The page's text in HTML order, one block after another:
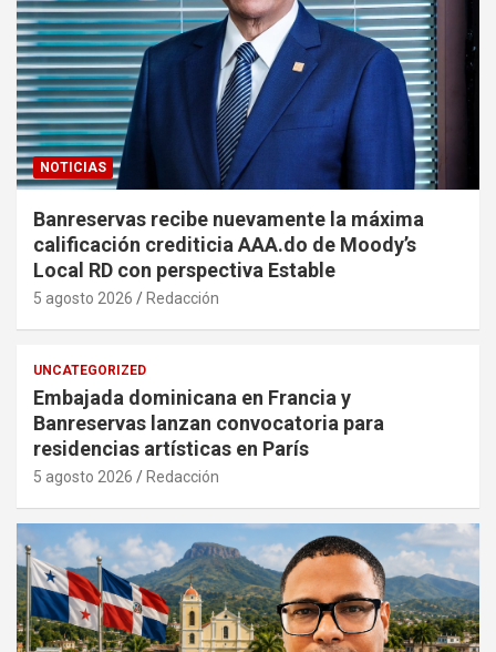
NOTICIAS
Banreservas recibe nuevamente la máxima
calificación crediticia AAA.do de Moody’s
Local RD con perspectiva Estable
5 agosto 2026 Redacción
UNCATEGORIZED
Embajada dominicana en Francia y
Banreservas lanzan convocatoria para
residencias artísticas en París
5 agosto 2026 Redacción